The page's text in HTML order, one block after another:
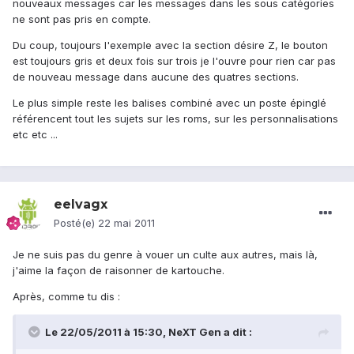
nouveaux messages car les messages dans les sous catégories
ne sont pas pris en compte.
Du coup, toujours l'exemple avec la section désire Z, le bouton
est toujours gris et deux fois sur trois je l'ouvre pour rien car pas
de nouveau message dans aucune des quatres sections.
Le plus simple reste les balises combiné avec un poste épinglé
référencent tout les sujets sur les roms, sur les personnalisations
etc etc ...
eelvagx
Posté(e) 22 mai 2011
Je ne suis pas du genre à vouer un culte aux autres, mais là,
j'aime la façon de raisonner de kartouche.
Après, comme tu dis :
Le 22/05/2011 à 15:30, NeXT Gen a dit :